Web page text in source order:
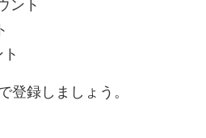
ント
登録しましょう。